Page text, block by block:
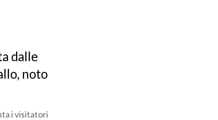
dalle
noto
i visitatori